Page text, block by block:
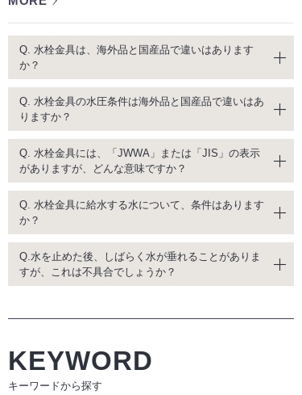
Q. 水栓金具は、海外品と国産品で違いはあります
か？
Q. 水栓金具の水圧条件は海外品と国産品で違いはあ
りますか？
Q. 水栓金具には、「JWWA」または「JIS」の表示
がありますが、どんな意味ですか？
Q. 水栓金具に給水する水について、条件はあります
か？
Q.水を止めた後、しばらく水が垂れることがありま
すが、これは不具合でしょうか？
KEYWORD
キーワードから探す